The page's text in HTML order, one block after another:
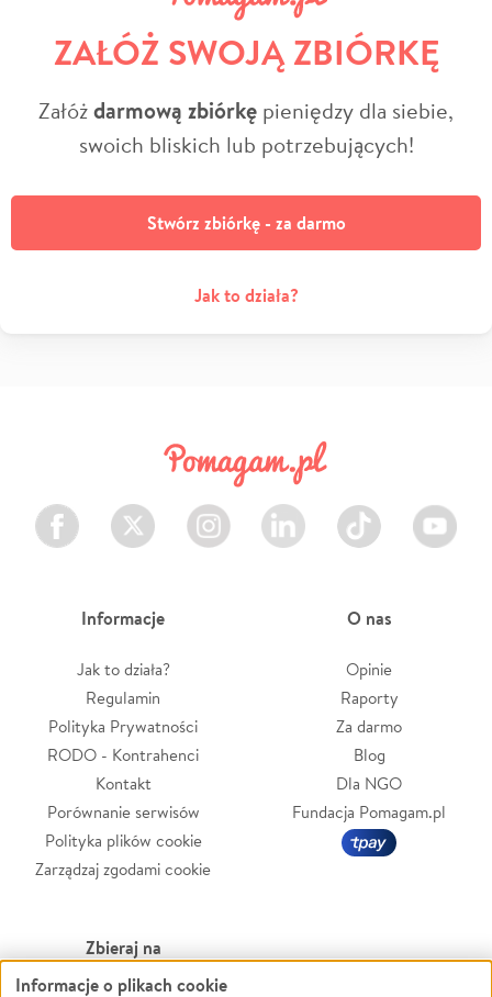
ZAŁÓŻ SWOJĄ ZBIÓRKĘ
Załóżdarmową zbiórkę pieniędzy dla siebie,
swoich bliskich lub potrzebujących!
Stwórz zbiórkę - za darmo
Jak to działa?
Facebook Twitter Instagram LinkedIn TikTok Youtube
Informacje
Jak to działa?
Regulamin
Polityka Prywatności
RODO - Kontrahenci
Kontakt
Porównanie serwisów
Polityka plików cookie
Zarządzaj zgodami cookie
O nas
Opinie
Raporty
Za darmo
Blog
Dla NGO
Fundacja Pomagam.pl
Zbieraj na
Informacje o plikach cookie